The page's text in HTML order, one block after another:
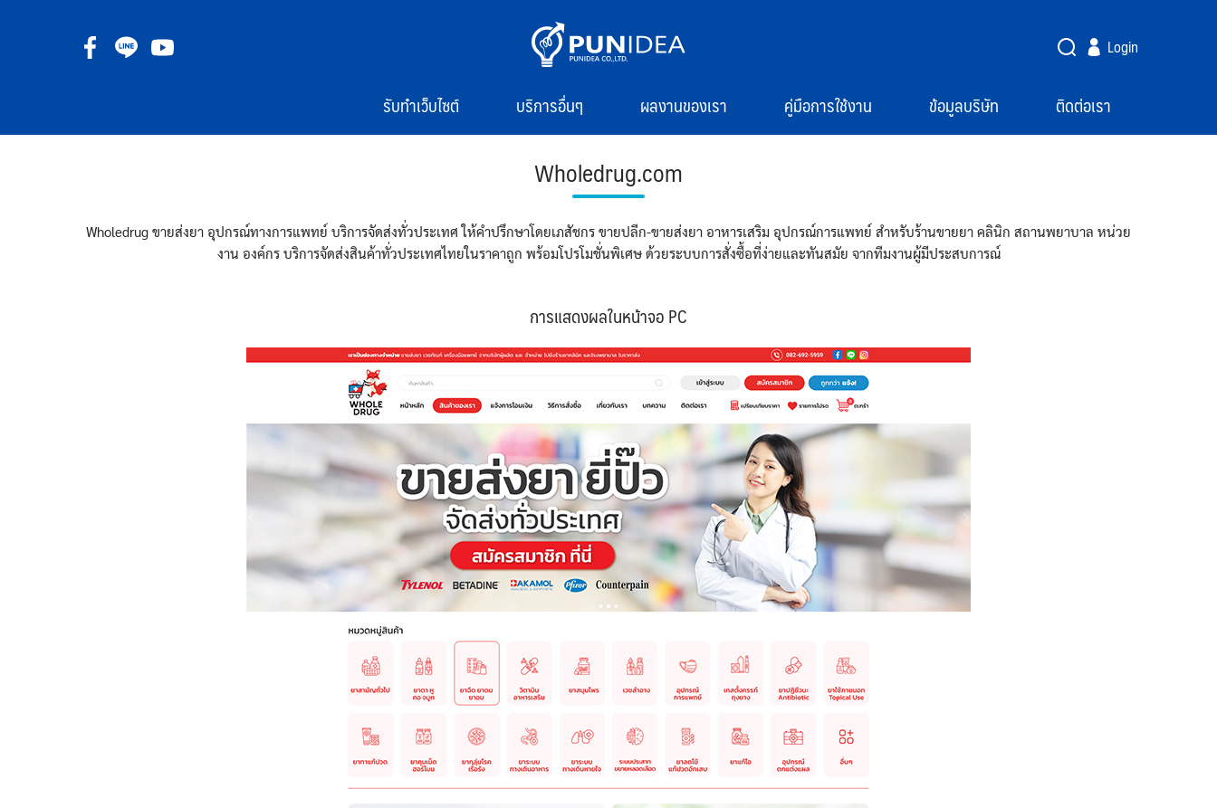
Login
รับทำเว็บไซต์ บริการอื่นๆ ผลงานของเรา คู่มือการใช้งาน ข้อมูลบริษัท ติดต่อเรา
Wholedrug.com
Wholedrug ขายส่งยา อุปกรณ์ทางการแพทย์ บริการจัดส่งทั่วประเทศ ให้คำปรึกษาโดยเภสัชกร ขายปลีก-ขายส่งยา อาหารเสริม อุปกรณ์การแพทย์ สำหรับร้านขายยา คลินิก สถานพยาบาล หน่วย
งาน องค์กร บริการจัดส่งสินค้าทั่วประเทศไทยในราคาถูก พร้อมโปรโมชั่นพิเศษ ด้วยระบบการสั่งซื้อที่ง่ายและทันสมัย จากทีมงานผู้มีประสบการณ์
การแสดงผลในหน้าจอ PC